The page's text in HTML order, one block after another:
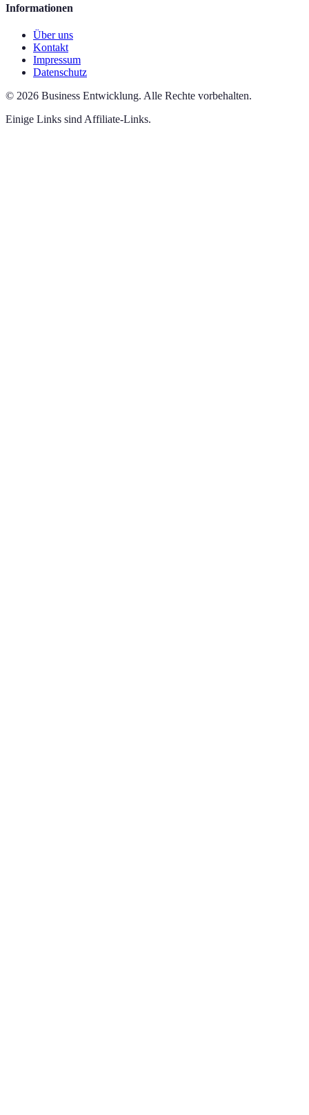
Informationen
Über uns
Kontakt
Impressum
Datenschutz
© 2026 Business Entwicklung. Alle Rechte vorbehalten.
Einige Links sind Affiliate-Links.